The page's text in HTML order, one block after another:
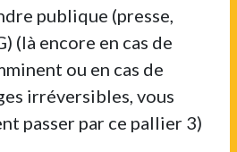
publique (presse,
(là encore en cas de
ou en cas de
irréversibles, vous
passer par ce pallier 3)